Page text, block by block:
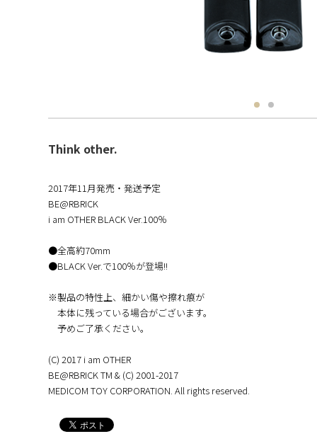
Think other.
2017年11月発売・発送予定
BE@RBRICK
i am OTHER BLACK Ver.100％
●全高約70mm
●BLACK Ver.で100％が登場!!
※製品の特性上、細かい傷や擦れ痕が
本体に残っている場合がございます。
予めご了承ください。
(C) 2017 i am OTHER
BE@RBRICK TM & (C) 2001-2017
MEDICOM TOY CORPORATION. All rights reserved.